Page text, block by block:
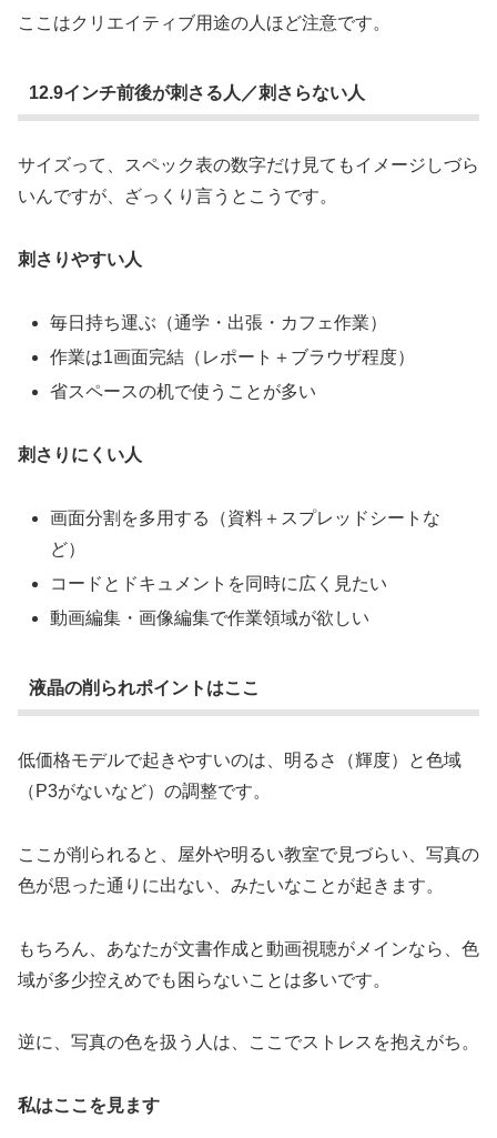
ここはクリエイティブ用途の人ほど注意です。
12.9インチ前後が刺さる人／刺さらない人
サイズって、スペック表の数字だけ見てもイメージしづら
いんですが、ざっくり言うとこうです。
刺さりやすい人
毎日持ち運ぶ（通学・出張・カフェ作業）
作業は1画面完結（レポート＋ブラウザ程度）
省スペースの机で使うことが多い
刺さりにくい人
画面分割を多用する（資料＋スプレッドシートな
ど）
コードとドキュメントを同時に広く見たい
動画編集・画像編集で作業領域が欲しい
液晶の削られポイントはここ
低価格モデルで起きやすいのは、明るさ（輝度）と色域
（P3がないなど）の調整です。
ここが削られると、屋外や明るい教室で見づらい、写真の
色が思った通りに出ない、みたいなことが起きます。
もちろん、あなたが文書作成と動画視聴がメインなら、色
域が多少控えめでも困らないことは多いです。
逆に、写真の色を扱う人は、ここでストレスを抱えがち。
私はここを見ます